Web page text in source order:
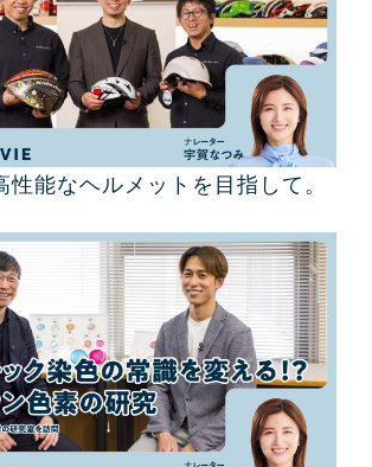
性能なヘルメットを目指して。